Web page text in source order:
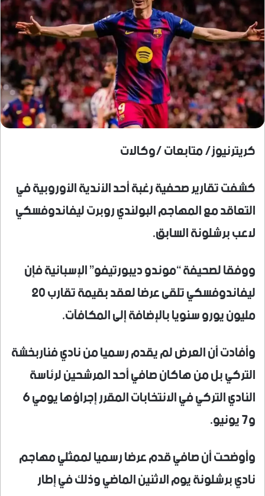
كريترنيوز/ متابعات /وكالات
كشفت تقارير صحفية رغبة أحد الأندية الأوروبية في
التعاقد مع المهاجم البولندي روبرت ليفاندوفسكي
لاعب برشلونة السابق.
ووفقا لصحيفة “موندو ديبورتيفو” الإسبانية فإن
ليفاندوفسكي تلقى عرضا لعقد بقيمة تقارب 20
مليون يورو سنويا بالإضافة إلى المكافآت.
وأفادت أن العرض لم يقدم رسميا من نادي فناربخشة
التركي بل من هاكان صافي أحد المرشحين لرئاسة
النادي التركي في الانتخابات المقرر إجراؤها يومي 6
و7 يونيو.
وأوضحت أن صافي قدم عرضا رسميا لممثلي مهاجم
نادي برشلونة يوم الاثنين الماضي وذلك في إطار